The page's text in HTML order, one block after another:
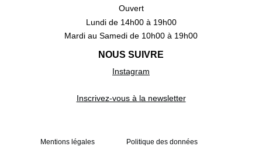
Ouvert
Lundi de 14h00 à 19h00
Mardi au Samedi de 10h00 à 19h00
NOUS SUIVRE
Instagram
Inscrivez-vous à la newsletter
Mentions légales Politique des données